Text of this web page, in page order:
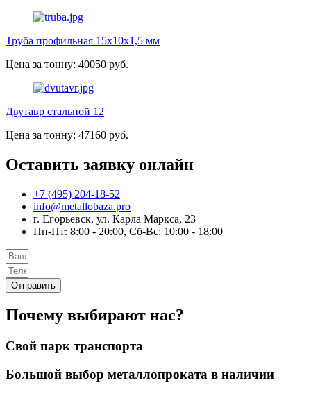
Труба профильная 15х10х1,5 мм
Цена за тонну: 40050 руб.
Двутавр стальной 12
Цена за тонну: 47160 руб.
Оставить заявку онлайн
+7 (495) 204-18-52
info@metallobaza.pro
г. Егорьевск, ул. Карла Маркса, 23
Пн-Пт: 8:00 - 20:00, Сб-Вс: 10:00 - 18:00
Отправить
Почему выбирают нас?
Свой парк транспорта
Большой выбор металлопроката в наличии